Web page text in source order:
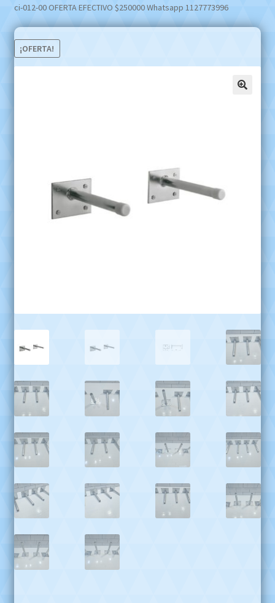
ci-012-00 OFERTA EFECTIVO $250000 Whatsapp 1127773996
¡OFERTA!